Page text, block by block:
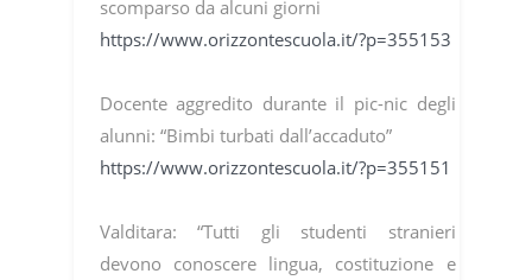
scomparso da alcuni giorni
https://www.orizzontescuola.it/?p=355153
Docente aggredito durante il pic-nic degli
alunni: “Bimbi turbati dall’accaduto”
https://www.orizzontescuola.it/?p=355151
Valditara: “Tutti gli studenti stranieri
devono conoscere lingua, costituzione e